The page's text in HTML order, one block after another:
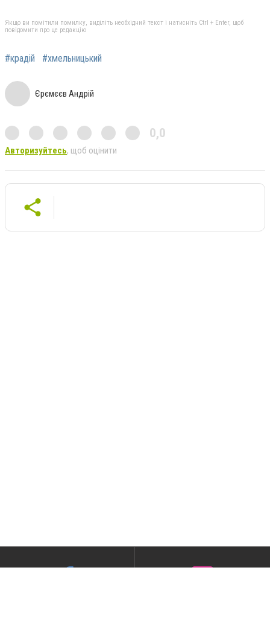
Якщо ви помітили помилку, виділіть необхідний текст і натисніть Ctrl + Enter, щоб
повідомити про це редакцію
#крадій #хмельницький
Єрємєєв Андрій
0,0
Авторизуйтесь, щоб оцінити